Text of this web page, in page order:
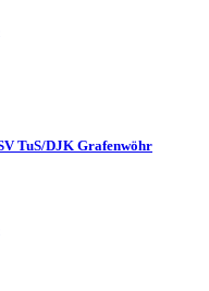
TuS/DJK Grafenwöhr